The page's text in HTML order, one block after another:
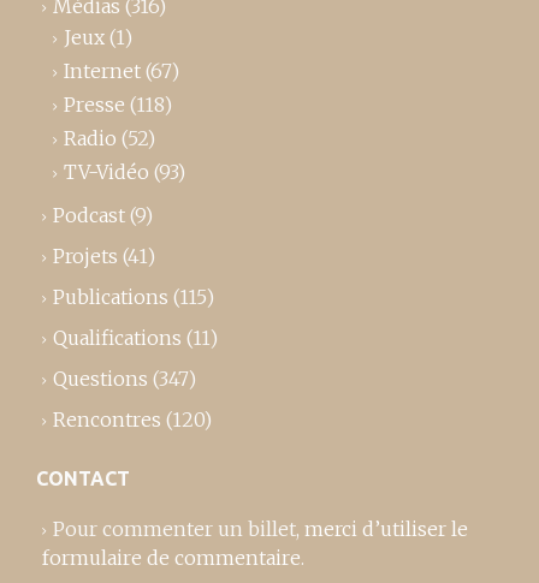
Médias (316)
Jeux (1)
Internet (67)
Presse (118)
Radio (52)
TV-Vidéo (93)
Podcast (9)
Projets (41)
Publications (115)
Qualifications (11)
Questions (347)
Rencontres (120)
CONTACT
Pour commenter un billet, merci d’utiliser le
formulaire de commentaire.